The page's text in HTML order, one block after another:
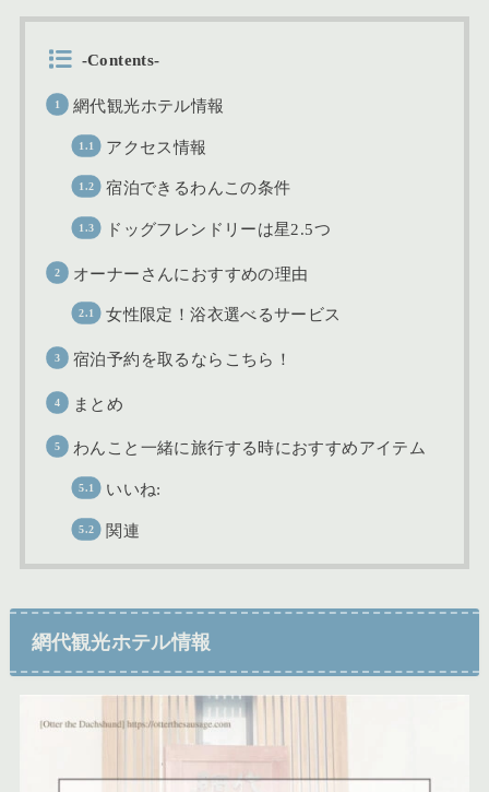
-Contents-
網代観光ホテル情報
アクセス情報
宿泊できるわんこの条件
ドッグフレンドリーは星2.5つ
オーナーさんにおすすめの理由
女性限定！浴衣選べるサービス
宿泊予約を取るならこちら！
まとめ
わんこと一緒に旅行する時におすすめアイテム
いいね:
関連
網代観光ホテル情報